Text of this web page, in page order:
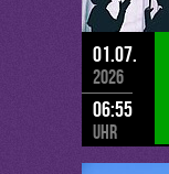
01.07.
2026
06:55
Uhr